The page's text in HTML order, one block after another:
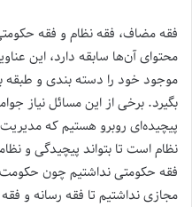
فقه مضاف، فقه نظام و فقه
محتوای آن‌ها سابقه دارد، این
موجود خود را دسته بندی و طبقه
بگیرد. برخی از این مسائل نیاز
پیچیده‌ا‌ی روبرو هستیم که
نظام است تا بتواند پیچیدگی و
فقه حکومتی نداشتیم چون
مجازی نداشتیم تا فقه رسانه و